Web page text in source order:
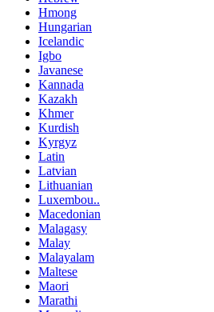
Hmong
Hungarian
Icelandic
Igbo
Javanese
Kannada
Kazakh
Khmer
Kurdish
Kyrgyz
Latin
Latvian
Lithuanian
Luxembou..
Macedonian
Malagasy
Malay
Malayalam
Maltese
Maori
Marathi